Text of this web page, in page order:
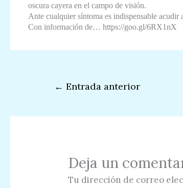
oscura cayera en el campo de visión.
Ante cualquier síntoma es indispensable
Con información de… https://goo.gl/6RX1nX
← Entrada anterior
Deja un
Tu dirección de correo